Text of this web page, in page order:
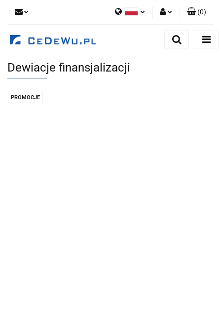
Dodaj zgłoszenie
(0)
Dewiacje finansjalizacji
PROMOCJE